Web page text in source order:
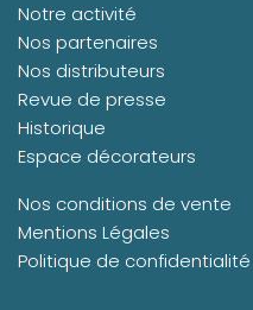
Notre activité
Nos partenaires
Nos distributeurs
Revue de presse
Historique
Espace décorateurs
Nos conditions de vente
Mentions Légales
Politique de confidentialité